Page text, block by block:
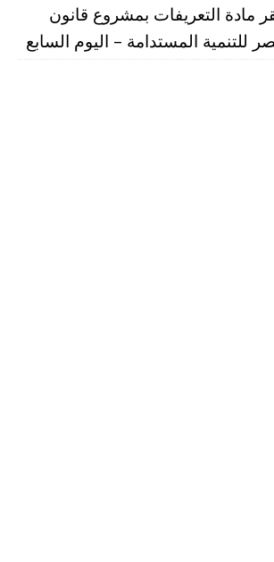
مادة التعريفات بمشروع قانون
للتنمية المستدامة – اليوم السابع